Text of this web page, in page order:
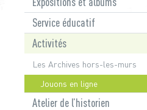
Service éducatif
Activités
Les Archives hors-les-murs
Jouons en ligne
Atelier de l’historien